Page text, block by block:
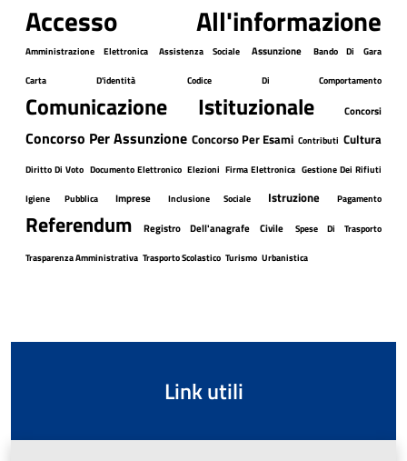
Accesso All'informazione
Amministrazione Elettronica Assistenza Sociale Assunzione Bando Di Gara
Carta D'identità Codice Di Comportamento
Comunicazione Istituzionale Concorsi
Concorso Per Assunzione Concorso Per Esami Contributi Cultura
Diritto Di Voto Documento Elettronico Elezioni Firma Elettronica Gestione Dei Rifiuti
Igiene Pubblica Imprese Inclusione Sociale Istruzione Pagamento
Referendum Registro Dell'anagrafe Civile Spese Di Trasporto
Trasparenza Amministrativa Trasporto Scolastico Turismo Urbanistica
Link utili